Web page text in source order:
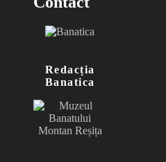
Redacția
Banatica